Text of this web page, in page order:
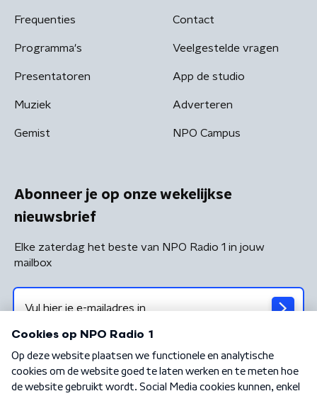
Frequenties
Programma's
Presentatoren
Muziek
Gemist
Contact
Veelgestelde vragen
App de studio
Adverteren
NPO Campus
Abonneer je op onze wekelijkse
nieuwsbrief
Elke zaterdag het beste van NPO Radio 1 in jouw
mailbox